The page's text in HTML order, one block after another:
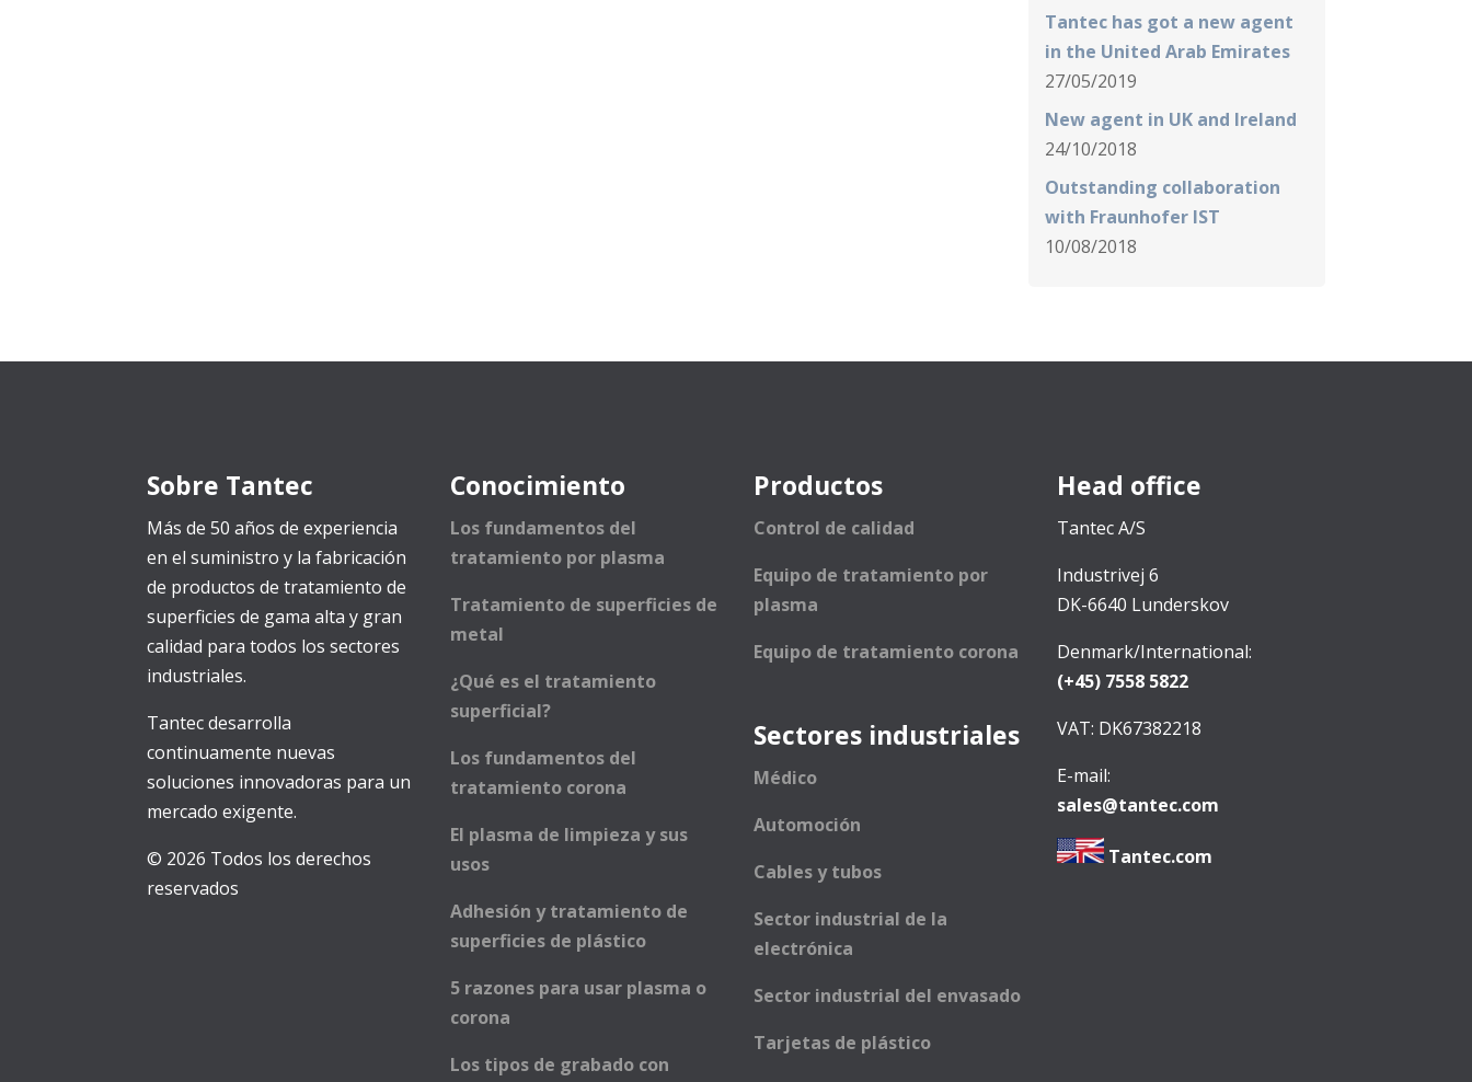
Tantec has got a new agent
in the United Arab Emirates
27/05/2019
New agent in UK and Ireland
24/10/2018
Outstanding collaboration
with Fraunhofer IST
10/08/2018
Sobre Tantec
Más de 50 años de experiencia
en el suministro y la fabricación
de productos de tratamiento de
superficies de gama alta y gran
calidad para todos los sectores
industriales.
Tantec desarrolla
continuamente nuevas
soluciones innovadoras para un
mercado exigente.
© 2026 Todos los derechos
reservados
Conocimiento
Los fundamentos del
tratamiento por plasma
Tratamiento de superficies de
metal
¿Qué es el tratamiento
superficial?
Los fundamentos del
tratamiento corona
El plasma de limpieza y sus
usos
Adhesión y tratamiento de
superficies de plástico
5 razones para usar plasma o
corona
Los tipos de grabado con
Productos
Control de calidad
Equipo de tratamiento por
plasma
Equipo de tratamiento corona
Sectores industriales
Médico
Automoción
Cables y tubos
Sector industrial de la
electrónica
Sector industrial del envasado
Tarjetas de plástico
Head office
Tantec A/S
Industrivej 6
DK-6640 Lunderskov
Denmark/International:
(+45) 7558 5822
VAT: DK67382218
E-mail:
sales@tantec.com
Tantec.com